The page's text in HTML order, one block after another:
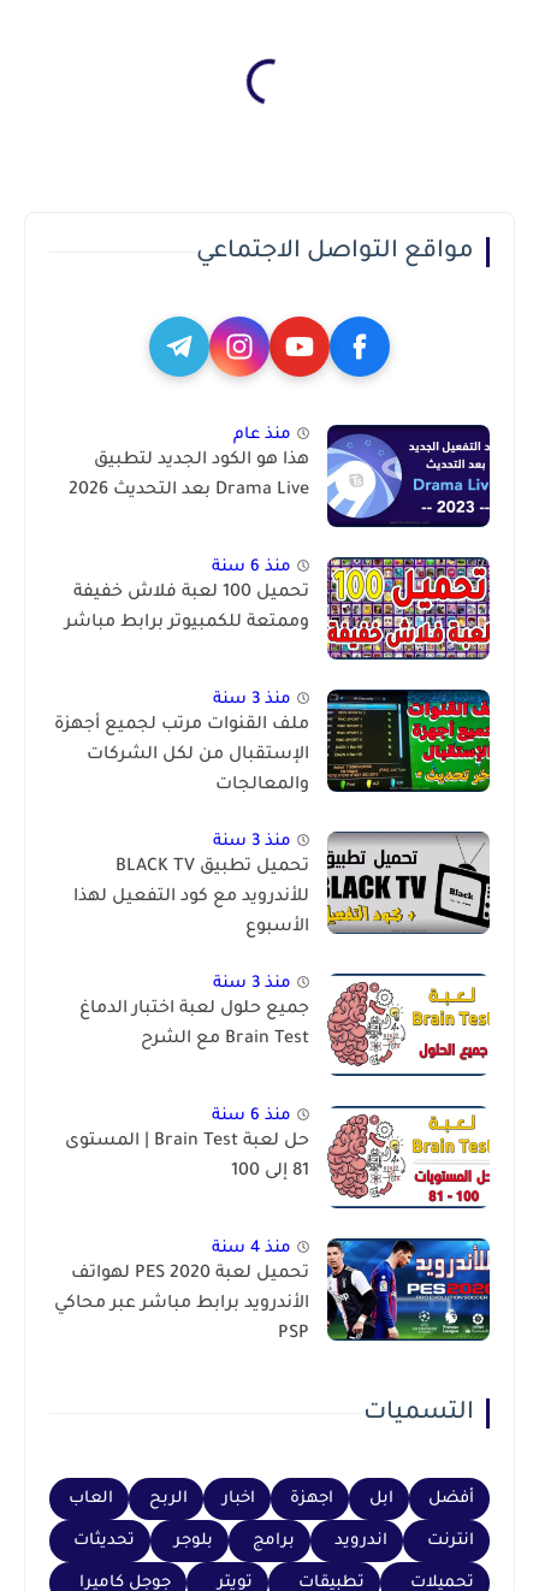
مواقع التواصل الاجتماعي
منذ عام
هذا هو الكود الجديد لتطبيق
Drama Live بعد التحديث 2026
منذ 6 سنة
تحميل 100 لعبة فلاش خفيفة
وممتعة للكمبيوتر برابط مباشر
منذ 3 سنة
ملف القنوات مرتب لجميع أجهزة
الإستقبال من لكل الشركات
والمعالجات
منذ 3 سنة
تحميل تطبيق BLACK TV
للأندرويد مع كود التفعيل لهذا
الأسبوع
منذ 3 سنة
جميع حلول لعبة اختبار الدماغ
Brain Test مع الشرح
منذ 6 سنة
حل لعبة Brain Test | المستوى
81 إلى 100
منذ 4 سنة
تحميل لعبة PES 2020 لهواتف
الأندرويد برابط مباشر عبر محاكي
PSP
التسميات
أفضل ابل اجهزة اخبار الربح العاب
انترنت اندرويد برامج بلوجر تحديثات
تحميلات تطبيقات تويتر جوجل كاميرا